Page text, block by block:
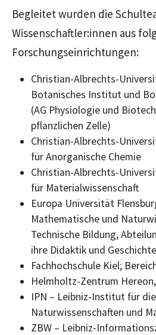
Begleitet wurden die
Wissenschaftler:innen aus
Forschungseinrichtungen:
Christian-Albrechts-
Botanisches Institut und
(AG Physiologie und
pflanzlichen Zelle)
Christian-Albrechts-
für Anorganische Chemie
Christian-Albrechts-
für Materialwissenschaft
Europa Universität
Mathematische und
Technische Bildung,
ihre Didaktik und Geschichte
Fachhochschule Kiel;
Helmholtz-Zentrum
IPN – Leibniz-Institut für
Naturwissenschaften und
ZBW – Leibniz-